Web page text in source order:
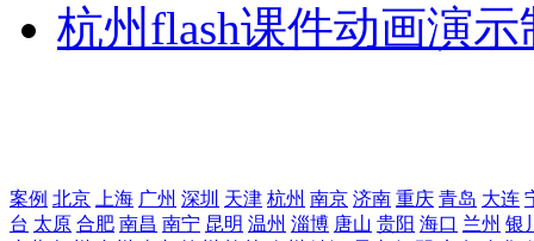
杭州flash课件动画演
案例 北京 上海 广州 深圳 天津 杭州 南京 济南 重庆 青岛 大连
台 太原 合肥 南昌 南宁 昆明 温州 淄博 唐山 贵阳 海口 兰州 银